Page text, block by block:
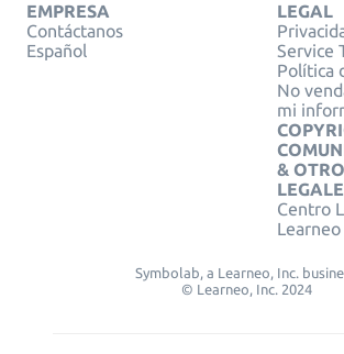
EMPRESA
Contáctanos
Español
LEGAL
Service
Política
No
mi
&
Centro
Learneo
Symbolab, a Learneo, Inc.
© Learneo, Inc. 2024